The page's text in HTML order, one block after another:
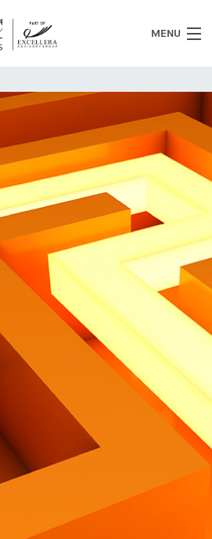
MENU
Chi siamo
Cosa facciamo
News
Clienti
Heritage
Lavora con noi
Contatti
Eng